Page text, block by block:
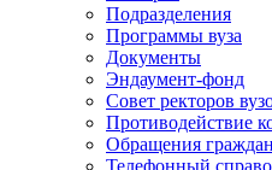
Подразделения
Программы вуза
Документы
Эндаумент-фонд
Совет ректоров
Противодействие
Обращения граждан
Телефонный